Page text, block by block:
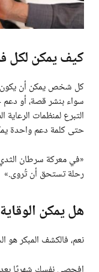
كيف يمكن لكل
كل شخص يمكن أن يكون
سواء بنشر قصة، أو دعم
التبرع لمنظمات الرعاية
حتى كلمة دعم واحدة
«في معركة سرطان
رحلة تستحق أن تُروى.»
هل يمكن
نعم، فالكشف المبكر هو